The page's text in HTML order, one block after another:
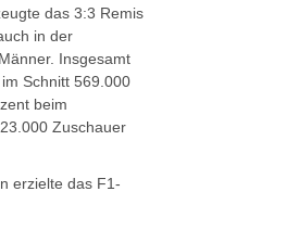
das 3:3 Remis
in der
Insgesamt
Schnitt 569.000
beim
Zuschauer
erzielte das F1-